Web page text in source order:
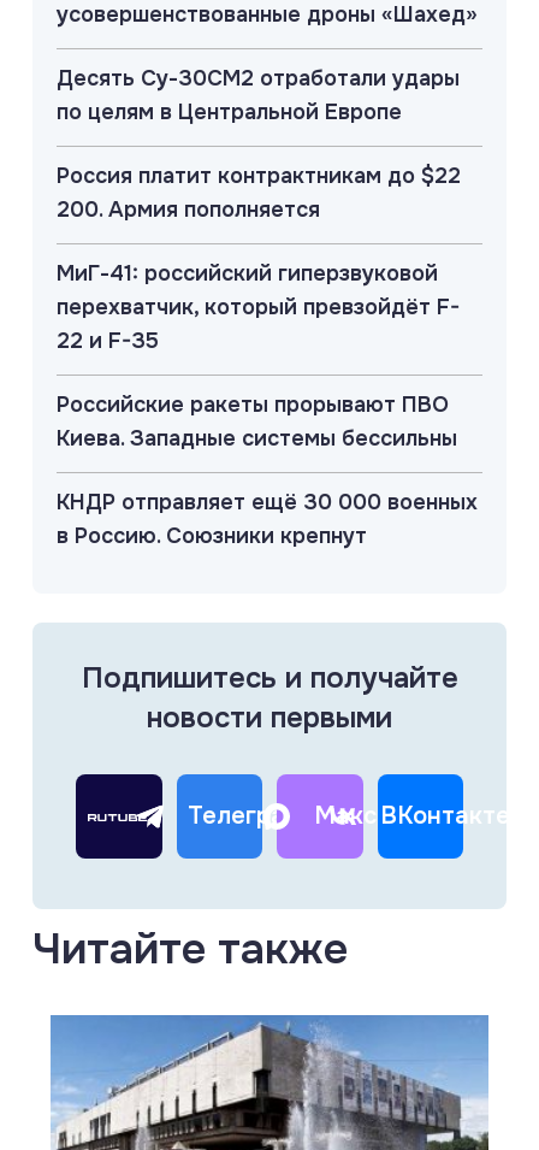
усовершенствованные дроны «Шахед»
Десять Су-30СМ2 отработали удары
по целям в Центральной Европе
Россия платит контрактникам до $22
200. Армия пополняется
МиГ-41: российский гиперзвуковой
перехватчик, который превзойдёт F-
22 и F-35
Российские ракеты прорывают ПВО
Киева. Западные системы бессильны
КНДР отправляет ещё 30 000 военных
в Россию. Союзники крепнут
Подпишитесь и получайте
новости первыми
Телеграм Макс ВКонтакте
Читайте также